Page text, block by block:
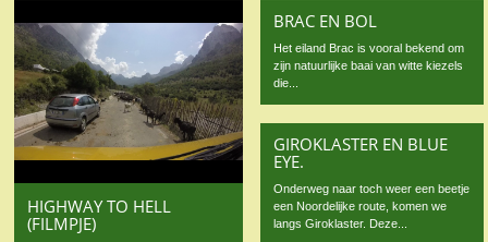
HIGHWAY TO HELL
(FILMPJE)
BRAC EN BOL
Het eiland Brac is vooral bekend om
zijn natuurlijke baai van witte kiezels
die...
GIROKLASTER EN BLUE
EYE.
Onderweg naar toch weer een beetje
een Noordelijke route, komen we
langs Giroklaster. Deze...